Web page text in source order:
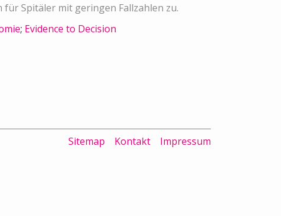
Spitäler mit geringen Fallzahlen zu.
; Evidence to Decision
Sitemap Kontakt Impressum